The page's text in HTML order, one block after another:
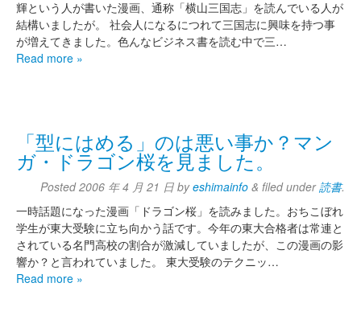
輝という人が書いた漫画、通称「横山三国志」を読んでいる人が
結構いましたが。 社会人になるにつれて三国志に興味を持つ事
が増えてきました。色んなビジネス書を読む中で三…
Read more »
「型にはめる」のは悪い事か？マン
ガ・ドラゴン桜を見ました。
Posted2006 年 4 月 21 日 byeshimainfo & filed under読書.
一時話題になった漫画「ドラゴン桜」を読みました。おちこぼれ
学生が東大受験に立ち向かう話です。今年の東大合格者は常連と
されている名門高校の割合が激減していましたが、この漫画の影
響か？と言われていました。 東大受験のテクニッ…
Read more »